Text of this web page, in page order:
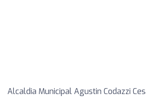
Alcaldia Municipal Agustin Codazzi